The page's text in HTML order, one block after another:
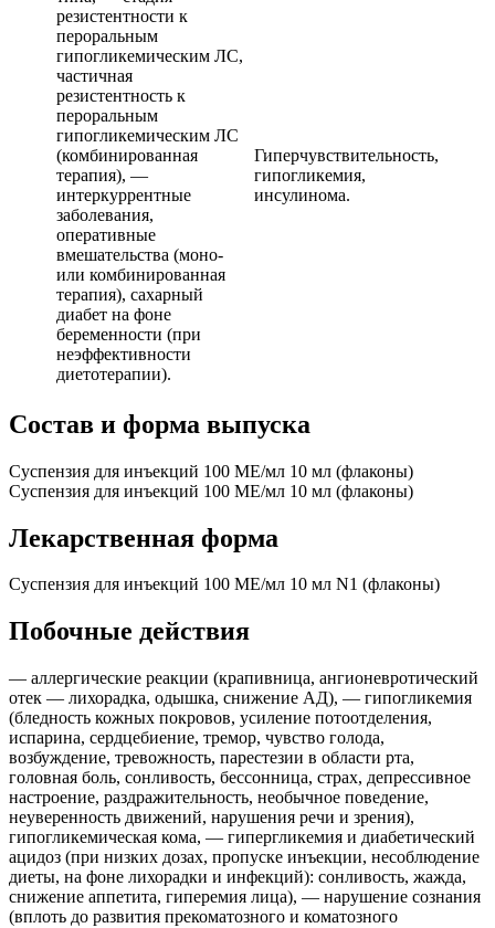
резистентности к
пероральным
гипогликемическим ЛС,
частичная
резистентность к
пероральным
гипогликемическим ЛС
(комбинированная
терапия), —
интеркуррентные
заболевания,
оперативные
вмешательства (моно-
или комбинированная
терапия), сахарный
диабет на фоне
беременности (при
неэффективности
диетотерапии).
Гиперчувствительность,
гипогликемия,
инсулинома.
Состав и форма выпуска
Суспензия для инъекций 100 МЕ/мл 10 мл (флаконы)
Суспензия для инъекций 100 МЕ/мл 10 мл (флаконы)
Лекарственная форма
Суспензия для инъекций 100 МЕ/мл 10 мл N1 (флаконы)
Побочные действия
— аллергические реакции (крапивница, ангионевротический
отек — лихорадка, одышка, снижение АД), — гипогликемия
(бледность кожных покровов, усиление потоотделения,
испарина, сердцебиение, тремор, чувство голода,
возбуждение, тревожность, парестезии в области рта,
головная боль, сонливость, бессонница, страх, депрессивное
настроение, раздражительность, необычное поведение,
неуверенность движений, нарушения речи и зрения),
гипогликемическая кома, — гипергликемия и диабетический
ацидоз (при низких дозах, пропуске инъекции, несоблюдение
диеты, на фоне лихорадки и инфекций): сонливость, жажда,
снижение аппетита, гиперемия лица), — нарушение сознания
(вплоть до развития прекоматозного и коматозного